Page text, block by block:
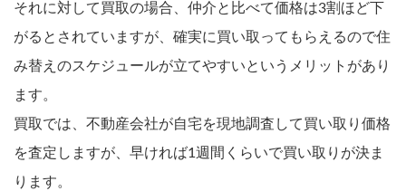
それに対して買取の場合、仲介と比べて価格は3割ほど下
がるとされていますが、確実に買い取ってもらえるので住
み替えのスケジュールが立てやすいというメリットがあり
ます。
買取では、不動産会社が自宅を現地調査して買い取り価格
を査定しますが、早ければ1週間くらいで買い取りが決ま
ります。